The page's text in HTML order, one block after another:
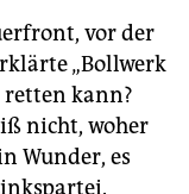
vor der
„Bollwerk
kann?
nicht, woher
Wunder, es